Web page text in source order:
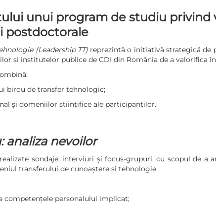
unui program de studiu
postdoctorale
(Leadership TT)reprezintă o inițiativă strategică de
și institutelor publice de CDI din România de a valorifica
birou de transfer tehnologic;
și domeniilor științifice ale participanților.
nevoilor
sondaje, interviuri și focus-grupuri, cu scopul de a
transferului de cunoaștere și tehnologie.
competențele personalului implicat;